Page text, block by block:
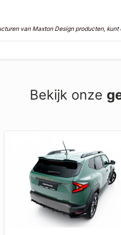
van Maxton Design producten,
Bekijk onze